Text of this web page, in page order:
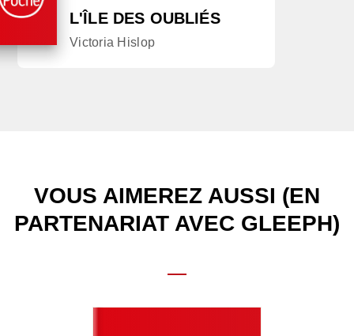
L'ÎLE DES OUBLIÉS
Victoria Hislop
VOUS AIMEREZ AUSSI (EN
PARTENARIAT AVEC GLEEPH)